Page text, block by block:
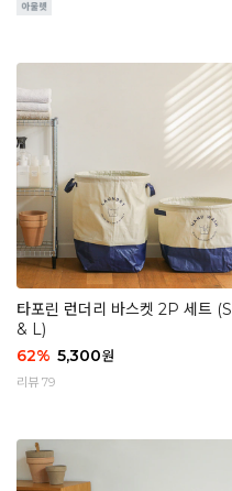
타포린 런더리 바스켓 2P 세트 (S
& L)
62% 5,300원
리뷰 79